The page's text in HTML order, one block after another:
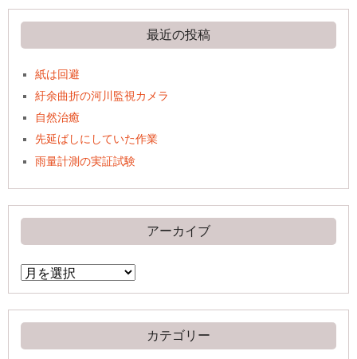
最近の投稿
紙は回避
紆余曲折の河川監視カメラ
自然治癒
先延ばしにしていた作業
雨量計測の実証試験
アーカイブ
ア
ー
イ
ブ
カテゴリー